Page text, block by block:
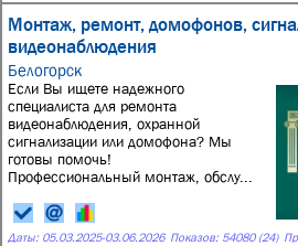
Монтаж, ремонт, домофонов,
видеонаблюдения
Белогорск
Если Вы ищете надежного
специалиста для ремонта
видеонаблюдения, охранной
сигнализации или домофона? Мы
готовы помочь!
Профессиональный монтаж, обслу...
Даты: 05.03.2025-03.06.2026 Показов: 54080 (24)